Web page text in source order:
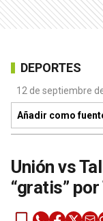
DEPORTES
12 de septiembre
Añadir como
Unión vs
“gratis” por